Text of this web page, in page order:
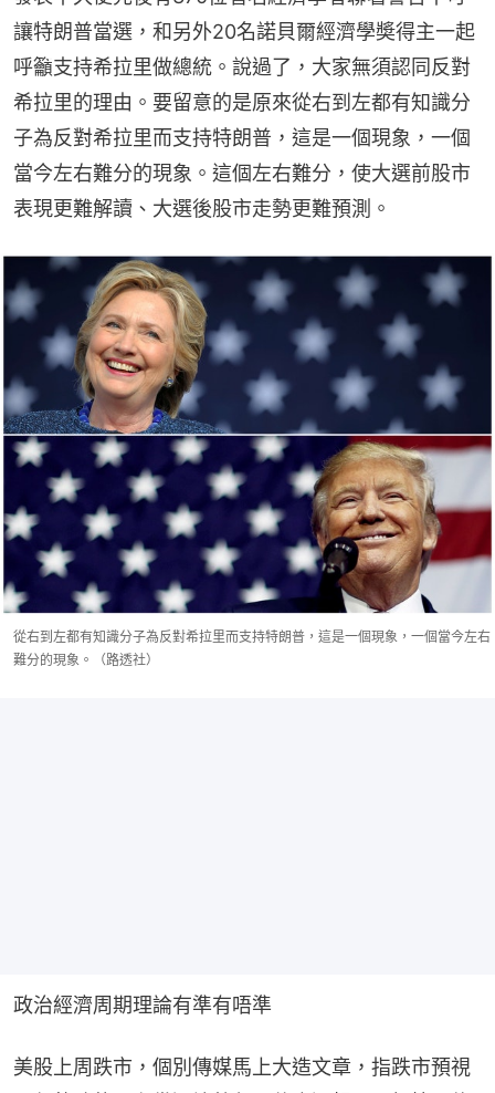
讓特朗普當選，和另外20名諾貝爾經濟學奬得主一起
呼籲支持希拉里做總統。說過了，大家無須認同反對
希拉里的理由。要留意的是原來從右到左都有知識分
子為反對希拉里而支持特朗普，這是一個現象，一個
當今左右難分的現象。這個左右難分，使大選前股市
表現更難解讀、大選後股市走勢更難預測。
從右到左都有知識分子為反對希拉里而支持特朗普，這是一個現象，一個當今左右
難分的現象。（路透社）
政治經濟周期理論有準有唔準
美股上周跌市，個別傳媒馬上大造文章，指跌市預視